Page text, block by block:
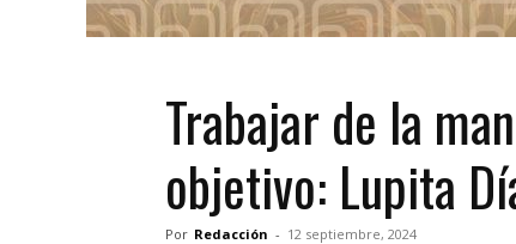
Trabajar de la
objetivo: Lupita
Por Redacción - 12 septiembre, 2024